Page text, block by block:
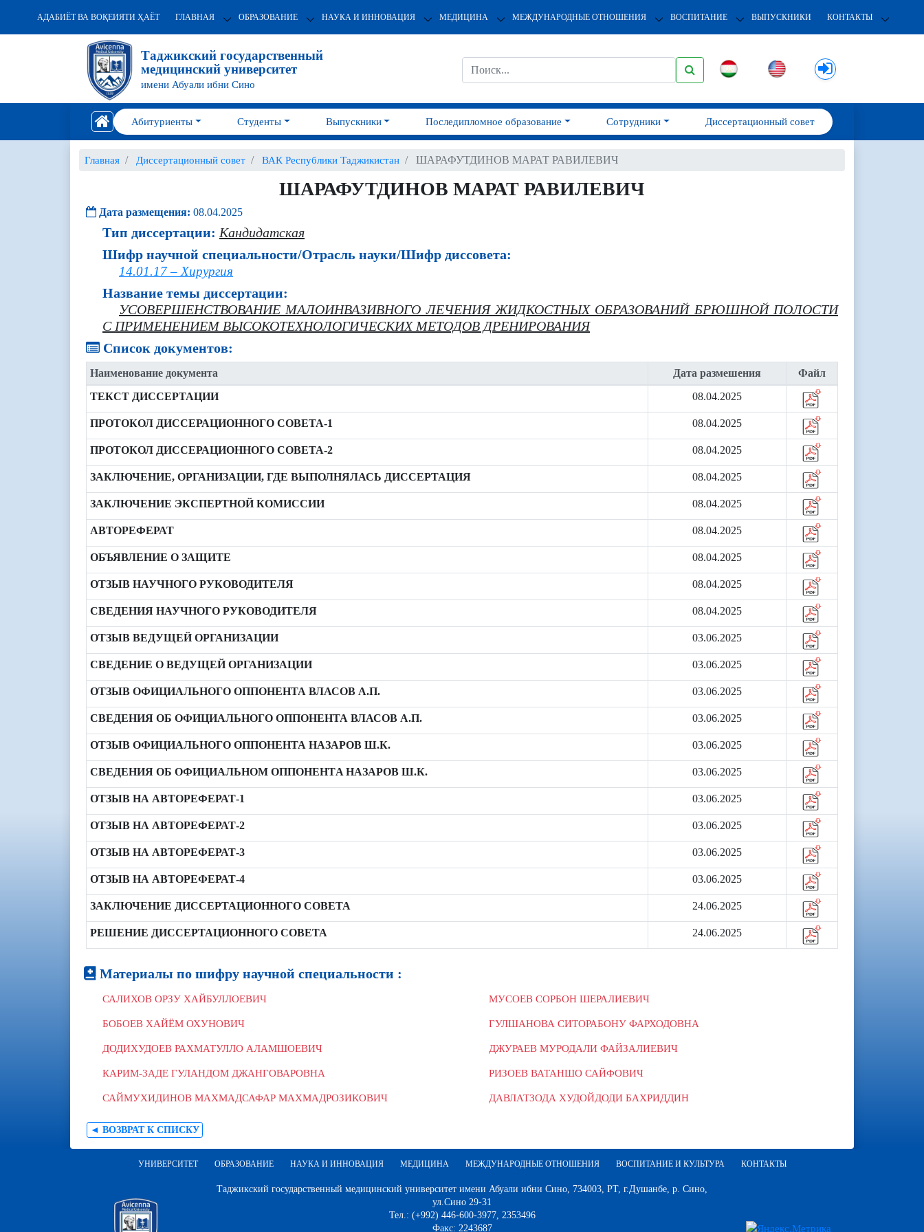
АДАБИЁТ ВА ВОҚЕИЯТИ ҲАЁТ ГЛАВНАЯ ОБРАЗОВАНИЕ НАУКА И ИННОВАЦИЯ МЕДИЦИНА МЕЖДУНАРОДНЫЕ ОТНОШЕНИЯ ВОСПИТАНИЕ ВЫПУСКНИКИ КОНТАКТЫ
Таджикский государственный
медицинский университет
имени Абуали ибни Сино
Абитуриенты Студенты Выпускники Последипломное образование Сотрудники Диссертационный совет
Главная Диссертационный совет ВАК Республики Таджикистан ШАРАФУТДИНОВ МАРАТ РАВИЛЕВИЧ
ШАРАФУТДИНОВ МАРАТ РАВИЛЕВИЧ
Дата размещения: 08.04.2025
Тип диссертации: Кандидатская
Шифр научной специальности/Отрасль науки/Шифр диссовета:
14.01.17 – Хирургия
Название темы диссертации:
УСОВЕРШЕНСТВОВАНИЕ МАЛОИНВАЗИВНОГО ЛЕЧЕНИЯ ЖИДКОСТНЫХ ОБРАЗОВАНИЙ БРЮШНОЙ ПОЛОСТИ
С ПРИМЕНЕНИЕМ ВЫСОКОТЕХНОЛОГИЧЕСКИХ МЕТОДОВ ДРЕНИРОВАНИЯ
Список документов:
Наименование документа Дата размешения
Файл
ТЕКСТ ДИССЕРТАЦИИ
08.04.2025
ПРОТОКОЛ ДИССЕРАЦИОННОГО СОВЕТА-1 08.04.2025
ПРОТОКОЛ ДИССЕРАЦИОННОГО СОВЕТА-2 08.04.2025
ЗАКЛЮЧЕНИЕ, ОРГАНИЗАЦИИ, ГДЕ ВЫПОЛНЯЛАСЬ ДИССЕРТАЦИЯ 08.04.2025
ЗАКЛЮЧЕНИЕ ЭКСПЕРТНОЙ КОМИССИИ 08.04.2025
АВТОРЕФЕРАТ 08.04.2025
ОБЪЯВЛЕНИЕ О ЗАЩИТЕ 08.04.2025
ОТЗЫВ НАУЧНОГО РУКОВОДИТЕЛЯ 08.04.2025
СВЕДЕНИЯ НАУЧНОГО РУКОВОДИТЕЛЯ 08.04.2025
ОТЗЫВ ВЕДУЩЕЙ ОРГАНИЗАЦИИ 03.06.2025
СВЕДЕНИЕ О ВЕДУЩЕЙ ОРГАНИЗАЦИИ 03.06.2025
ОТЗЫВ ОФИЦИАЛЬНОГО ОППОНЕНТА ВЛАСОВ А.П. 03.06.2025
СВЕДЕНИЯ ОБ ОФИЦИАЛЬНОГО ОППОНЕНТА ВЛАСОВ А.П. 03.06.2025
ОТЗЫВ ОФИЦИАЛЬНОГО ОППОНЕНТА НАЗАРОВ Ш.К. 03.06.2025
СВЕДЕНИЯ ОБ ОФИЦИАЛЬНОМ ОППОНЕНТA НАЗАРОВ Ш.К. 03.06.2025
ОТЗЫВ НА АВТОРЕФЕРАТ-1 03.06.2025
ОТЗЫВ НА АВТОРЕФЕРАТ-2 03.06.2025
ОТЗЫВ НА АВТОРЕФЕРАТ-3 03.06.2025
ОТЗЫВ НА АВТОРЕФЕРАТ-4 03.06.2025
ЗАКЛЮЧЕНИЕ ДИССЕРТАЦИОННОГО СОВЕТА 24.06.2025
РЕШЕНИЕ ДИССЕРТАЦИОННОГО СОВЕТА 24.06.2025
Материалы по шифру научной специальности :
САЛИХОВ ОРЗУ ХАЙБУЛЛОЕВИЧ МУСОЕВ СОРБОН ШЕРАЛИЕВИЧ
БОБОЕВ ХАЙЁМ ОХУНОВИЧ ГУЛШАНОВА СИТОРАБОНУ ФАРХОДОВНА
ДОДИХУДОЕВ РАХМАТУЛЛО АЛАМШОЕВИЧ ДЖУРАЕВ МУРОДАЛИ ФАЙЗАЛИЕВИЧ
КАРИМ-ЗАДЕ ГУЛАНДОМ ДЖАНГОВАРОВНА РИЗОЕВ ВАТАНШО САЙФОВИЧ
САЙМУХИДИНОВ МАХМАДСАФАР МАХМАДРОЗИКОВИЧ ДАВЛАТЗОДА ХУДОЙДОДИ БАХРИДДИН
◄ ВОЗВРАТ К СПИСКУ
УНИВЕРСИТЕТ ОБРАЗОВАНИЕ НАУКА И ИННОВАЦИЯ МЕДИЦИНА МЕЖДУНАРОДНЫЕ ОТНОШЕНИЯ ВОСПИТАНИЕ И КУЛЬТУРА КОНТАКТЫ
Таджикский государственный медицинский университет имени Абуали ибни Сино, 734003, РТ, г.Душанбе, р. Сино,
ул.Сино 29-31
Тел.: (+992) 446-600-3977, 2353496
Факс: 2243687